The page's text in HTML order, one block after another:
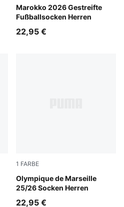
Marokko 2026 Gestreifte
Fußballsocken Herren
PUMA White-Fast Red
22,95 €
1 FARBE
Olympique de Marseille
25/26 Socken Herren
New Navy-Luminous Blue
22,95 €